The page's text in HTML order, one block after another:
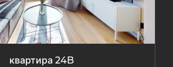
квартира 24B